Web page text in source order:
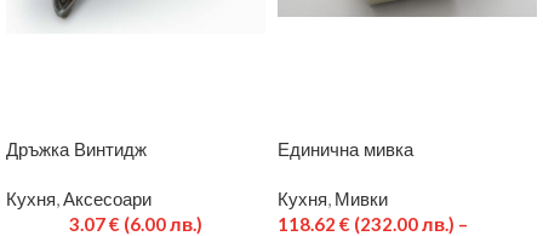
Дръжка Винтидж
Кухня,Аксесоари
3.07€ (6.00 лв.)
Единична мивка
Кухня, Мивки
118.62 € (232.00 лв.) –